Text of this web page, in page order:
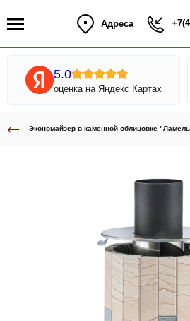
Адреса
5.0
оценка на Яндекс Картах
Экономайзер в каменной облицовке